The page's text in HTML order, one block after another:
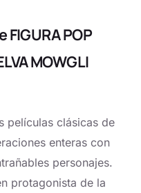
POP
MOWGLI
películas clásicas de
enteras con
personajes.
protagonista de la